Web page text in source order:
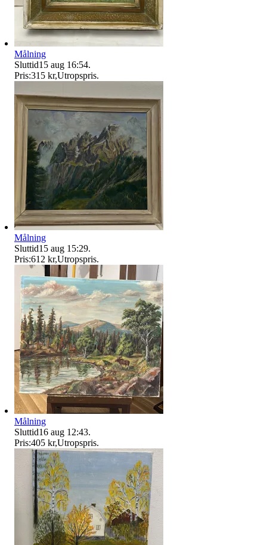
Målning
Sluttid15 aug 16:54.
Pris:315 kr,Utropspris.
Målning
Sluttid15 aug 15:29.
Pris:612 kr,Utropspris.
Målning
Sluttid16 aug 12:43.
Pris:405 kr,Utropspris.